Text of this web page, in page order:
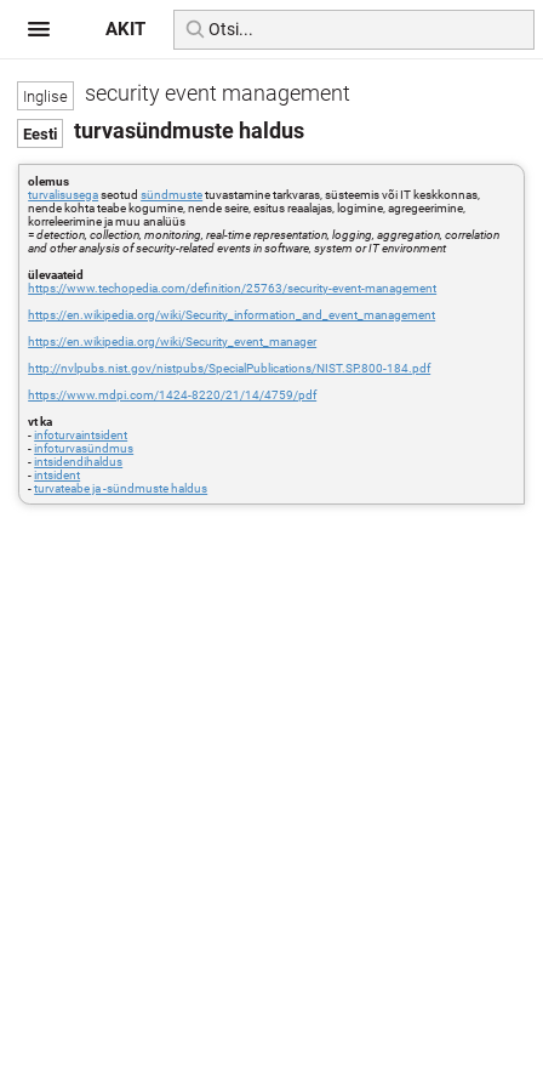
security event management
turvasündmuste haldus
olemus
turvalisusegaseotudsündmustetuvastamine tarkvaras, süsteemis või IT keskkonnas,
nende kohta teabe kogumine, nende seire, esitus reaalajas, logimine, agregeerimine,
korreleerimine ja muu analüüs
=detection, collection, monitoring, real-time representation, logging, aggregation, correlation
and other analysis of security-related events in software, system or IT environment
ülevaateid
https://www.techopedia.com/definition/25763/security-event-management
https://en.wikipedia.org/wiki/Security_information_and_event_management
https://en.wikipedia.org/wiki/Security_event_manager
http://nvlpubs.nist.gov/nistpubs/SpecialPublications/NIST.SP.800-184.pdf
https://www.mdpi.com/1424-8220/21/14/4759/pdf
vt ka
-infoturvaintsident
-infoturvasündmus
-intsidendihaldus
-intsident
-turvateabe ja -sündmuste haldus
AKIT